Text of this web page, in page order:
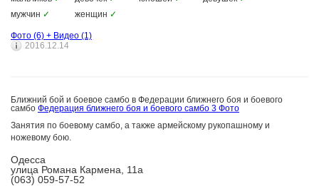
мужчин ✓ женщин ✓
Фото (6) + Видео (1)
2016.12.14
Ближний бой и боевое самбо в Федерации ближнего боя и боевого
самбо Федерация ближнего боя и боевого самбо 3 Фото
Занятия по боевому самбо, а также армейскому рукопашному и
ножевому бою.
Одесса
улица Романа Кармена, 11а
(063) 059-57-52